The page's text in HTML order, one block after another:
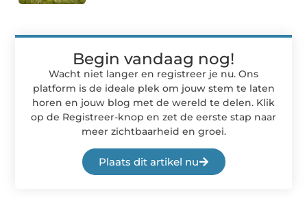
Begin vandaag nog!
Wacht niet langer en registreer je nu. Ons
platform is de ideale plek om jouw stem te laten
horen en jouw blog met de wereld te delen. Klik
op de Registreer-knop en zet de eerste stap naar
meer zichtbaarheid en groei.
Plaats dit artikel nu